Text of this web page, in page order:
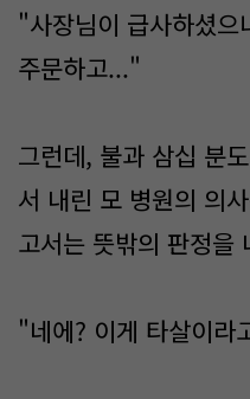
"사장님이 급사하셨
주문하고..."
그런데, 불과 삼십 분
서 내린 모 병원의 의
고서는 뜻밖의 판정을
"네에? 이게 타살이라